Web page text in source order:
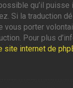
qu’il puisse
Si la traduction
vous porter
Pour plus
site internet de